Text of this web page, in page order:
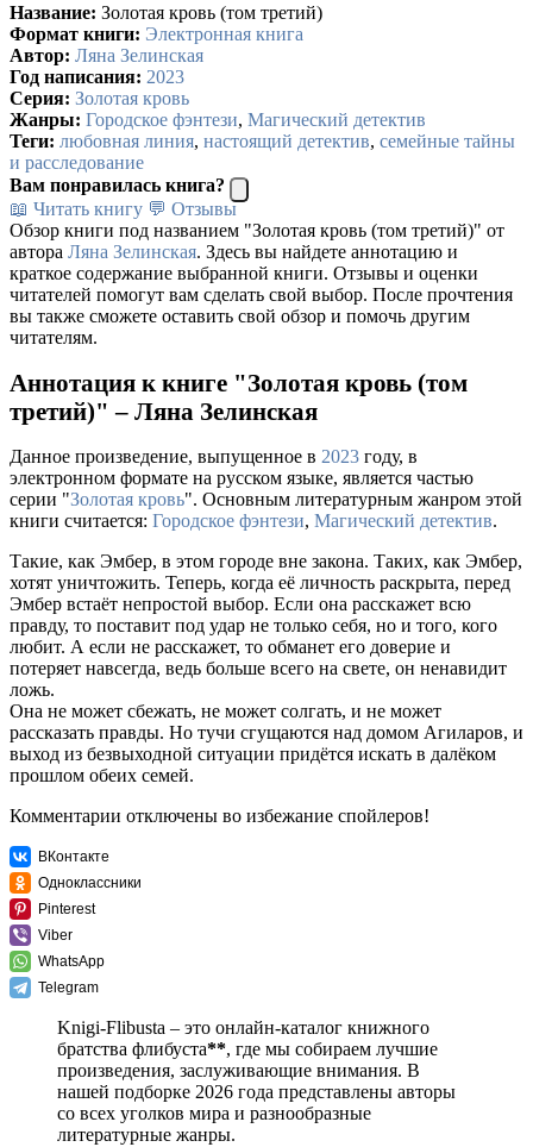
Название: Золотая кровь (том третий)
Формат книги: Электронная книга
Автор: Ляна Зелинская
Год написания: 2023
Серия: Золотая кровь
Жанры: Городское фэнтези, Магический детектив
Теги: любовная линия, настоящий детектив, семейные тайны
и расследование
Вам понравилась книга?
📖 Читать книгу 💬 Отзывы
Обзор книги под названием "Золотая кровь (том третий)" от
автора Ляна Зелинская. Здесь вы найдете аннотацию и
краткое содержание выбранной книги. Отзывы и оценки
читателей помогут вам сделать свой выбор. После прочтения
вы также сможете оставить свой обзор и помочь другим
читателям.
Аннотация к книге "Золотая кровь (том
третий)" – Ляна Зелинская
Данное произведение, выпущенное в 2023 году, в
электронном формате на русском языке, является частью
серии "Золотая кровь". Основным литературным жанром этой
книги считается: Городское фэнтези, Магический детектив.
Такие, как Эмбер, в этом городе вне закона. Таких, как Эмбер,
хотят уничтожить. Теперь, когда её личность раскрыта, перед
Эмбер встаёт непростой выбор. Если она расскажет всю
правду, то поставит под удар не только себя, но и того, кого
любит. А если не расскажет, то обманет его доверие и
потеряет навсегда, ведь больше всего на свете, он ненавидит
ложь.
Она не может сбежать, не может солгать, и не может
рассказать правды. Но тучи сгущаются над домом Агиларов, и
выход из безвыходной ситуации придётся искать в далёком
прошлом обеих семей.
Комментарии отключены во избежание спойлеров!
ВКонтакте
Одноклассники
Pinterest
Viber
WhatsApp
Telegram
Knigi-Flibusta – это онлайн-каталог книжного
братства флибуста**, где мы собираем лучшие
произведения, заслуживающие внимания. В
нашей подборке 2026 года представлены авторы
со всех уголков мира и разнообразные
литературные жанры.